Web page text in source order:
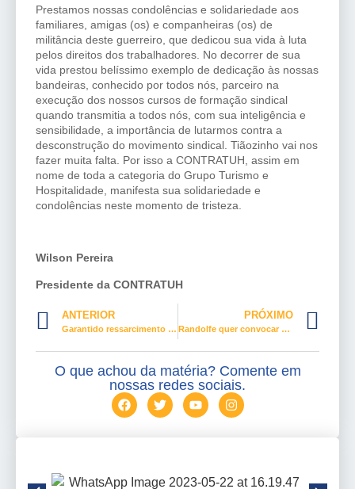
Prestamos nossas condolências e solidariedade aos
familiares, amigas (os) e companheiras (os) de
militância deste guerreiro, que dedicou sua vida à luta
pelos direitos dos trabalhadores. No decorrer de sua
vida prestou belíssimo exemplo de dedicação às nossas
bandeiras, conhecido por todos nós, parceiro na
execução dos nossos cursos de formação sindical
quando transmitia a todos nós, com sua inteligência e
sensibilidade, a importância de lutarmos contra a
desconstrução do movimento sindical. Tiãozinho vai nos
fazer muita falta. Por isso a CONTRATUH, assim em
nome de toda a categoria do Grupo Turismo e
Hospitalidade, manifesta sua solidariedade e
condolências neste momento de tristeza.
Wilson Pereira
Presidente da CONTRATUH
ANTERIOR
Garantido ressarcimento de R$ 1,4 milhão aos cofres públicos por fraudes na Previdência
PRÓXIMO
Randolfe quer convocar presidente da CBF para discutir Copa América no Brasil
O que achou da matéria? Comente em
nossas redes sociais.